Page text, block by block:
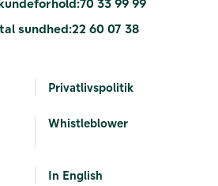
sundhed:22 60 07 38
Privatlivspolitik
Whistleblower
In English